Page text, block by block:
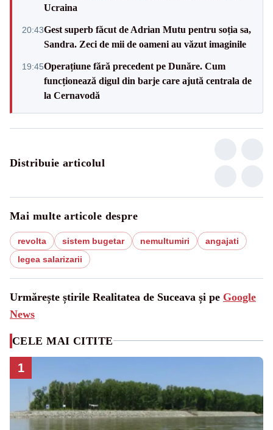
Ucraina
20:43Gest superb făcut de Adrian Mutu pentru soția sa,
Sandra. Zeci de mii de oameni au văzut imaginile
19:45Operațiune fără precedent pe Dunăre. Cum
funcționează digul din barje care ajută centrala de
la Cernavodă
Distribuie articolul
Mai multe articole despre
revolta sistem bugetar nemultumiri
angajati
legea salarizarii
Urmărește știrile Realitatea de Suceava și pe Google
News
CELE MAI CITITE
1